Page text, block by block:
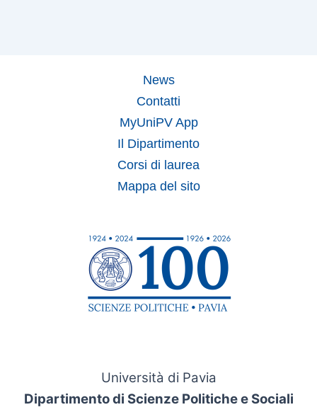
News
Contatti
MyUniPV App
Il Dipartimento
Corsi di laurea
Mappa del sito
Università di Pavia
Dipartimento di Scienze Politiche e Sociali